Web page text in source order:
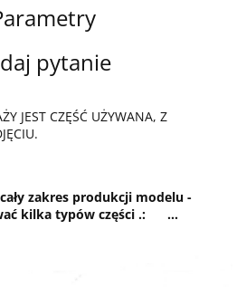
pytanie
JEST CZĘŚĆ UŻYWANA, Z
zakres produkcji modelu -
kilka typów części .: ...